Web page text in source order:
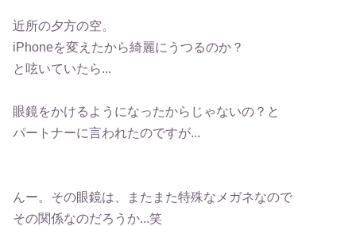
近所の夕方の空。
iPhoneを変えたから綺麗にうつるのか？
と呟いていたら...
眼鏡をかけるようになったからじゃないの？と
パートナーに言われたのですが...
んー。その眼鏡は、またまた特殊なメガネなので
その関係なのだろうか...笑